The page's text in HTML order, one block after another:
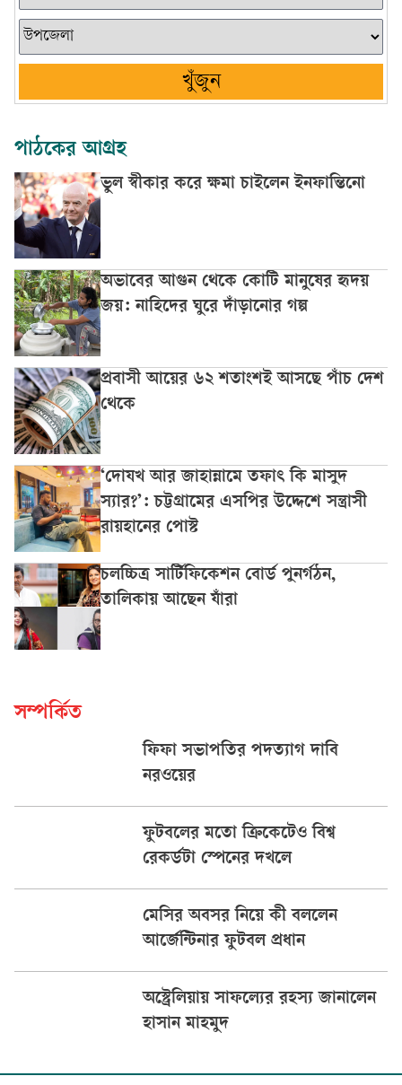
খুঁজুন
পাঠকের আগ্রহ
ভুল স্বীকার করে ক্ষমা চাইলেন ইনফান্তিনো
অভাবের আগুন থেকে কোটি মানুষের হৃদয়
জয়: নাহিদের ঘুরে দাঁড়ানোর গল্প
প্রবাসী আয়ের ৬২ শতাংশই আসছে পাঁচ দেশ
থেকে
‘দোযখ আর জাহান্নামে তফাৎ কি মাসুদ
স্যার?’: চট্টগ্রামের এসপির উদ্দেশে সন্ত্রাসী
রায়হানের পোস্ট
চলচ্চিত্র সার্টিফিকেশন বোর্ড পুনর্গঠন,
তালিকায় আছেন যাঁরা
সম্পর্কিত
ফিফা সভাপতির পদত্যাগ দাবি
নরওয়ের
ফুটবলের মতো ক্রিকেটেও বিশ্ব
রেকর্ডটা স্পেনের দখলে
মেসির অবসর নিয়ে কী বললেন
আর্জেন্টিনার ফুটবল প্রধান
অস্ট্রেলিয়ায় সাফল্যের রহস্য জানালেন
হাসান মাহমুদ